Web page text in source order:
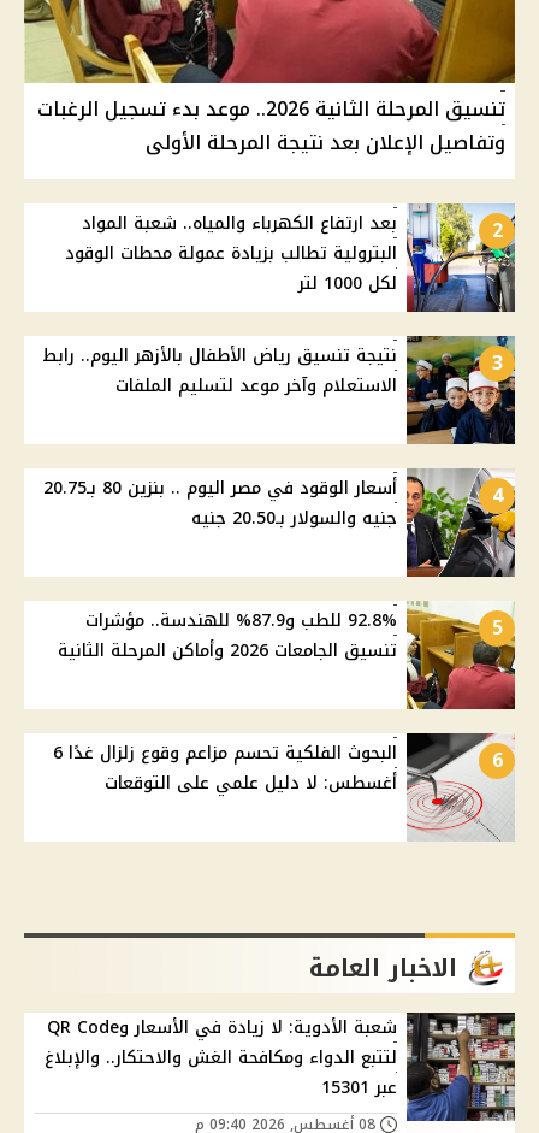
تنسيق المرحلة الثانية 2026.. موعد بدء تسجيل الرغبات
وتفاصيل الإعلان بعد نتيجة المرحلة الأولى
2
بعد ارتفاع الكهرباء والمياه.. شعبة المواد
البترولية تطالب بزيادة عمولة محطات الوقود
لكل 1000 لتر
3
نتيجة تنسيق رياض الأطفال بالأزهر اليوم.. رابط
الاستعلام وآخر موعد لتسليم الملفات
4
أسعار الوقود في مصر اليوم .. بنزين 80 بـ20.75
جنيه والسولار بـ20.50 جنيه
5
92.8% للطب و87.9% للهندسة.. مؤشرات
تنسيق الجامعات 2026 وأماكن المرحلة الثانية
6
البحوث الفلكية تحسم مزاعم وقوع زلزال غدًا 6
أغسطس: لا دليل علمي على التوقعات
الاخبار العامة
شعبة الأدوية: لا زيادة في الأسعار وQR Code
لتتبع الدواء ومكافحة الغش والاحتكار.. والإبلاغ
عبر 15301